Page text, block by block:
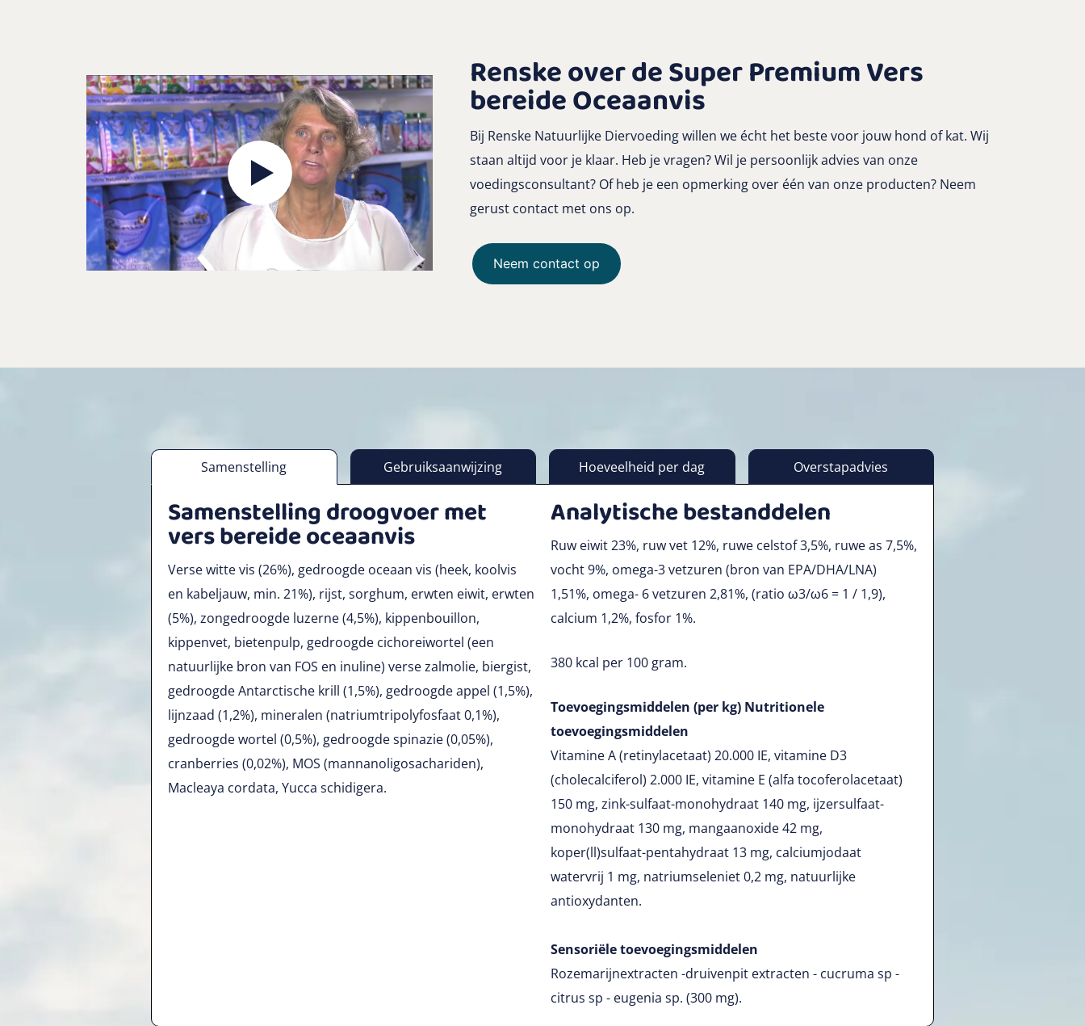
Renske over de Super Premium Vers
bereide Oceaanvis
Bij Renske Natuurlijke Diervoeding willen we écht het beste voor jouw hond of kat. Wij
staan altijd voor je klaar. Heb je vragen? Wil je persoonlijk advies van onze
voedingsconsultant? Of heb je een opmerking over één van onze producten? Neem
gerust contact met ons op.
Neem contact op
Samenstelling Gebruiksaanwijzing Hoeveelheid per dag Overstapadvies
Samenstelling droogvoer met
vers bereide oceaanvis
Verse witte vis (26%), gedroogde oceaan vis (heek, koolvis
en kabeljauw, min. 21%), rijst, sorghum, erwten eiwit, erwten
(5%), zongedroogde luzerne (4,5%), kippenbouillon,
kippenvet, bietenpulp, gedroogde cichoreiwortel (een
natuurlijke bron van FOS en inuline) verse zalmolie, biergist,
gedroogde Antarctische krill (1,5%), gedroogde appel (1,5%),
lijnzaad (1,2%), mineralen (natriumtripolyfosfaat 0,1%),
gedroogde wortel (0,5%), gedroogde spinazie (0,05%),
cranberries (0,02%), MOS (mannanoligosachariden),
Macleaya cordata, Yucca schidigera.
Analytische bestanddelen
Ruw eiwit 23%, ruw vet 12%, ruwe celstof 3,5%, ruwe as 7,5%,
vocht 9%, omega-3 vetzuren (bron van EPA/DHA/LNA)
1,51%, omega- 6 vetzuren 2,81%, (ratio ω3/ω6 = 1 / 1,9),
calcium 1,2%, fosfor 1%.
380 kcal per 100 gram.
Toevoegingsmiddelen (per kg) Nutritionele
toevoegingsmiddelen
Vitamine A (retinylacetaat) 20.000 IE, vitamine D3
(cholecalciferol) 2.000 IE, vitamine E (alfa­ tocoferolacetaat)
150 mg, zink-sulfaat-monohydraat 140 mg, ijzersulfaat-
monohydraat 130 mg, mangaanoxide 42 mg,
koper(ll)sulfaat-pentahydraat 13 mg, calciumjodaat
watervrij 1 mg, natriumseleniet 0,2 mg, natuurlijke
antioxydanten.
Sensoriële toevoegingsmiddelen
Rozemarijnextracten -druivenpit extracten - cucruma sp -
citrus sp - eugenia sp. (300 mg).